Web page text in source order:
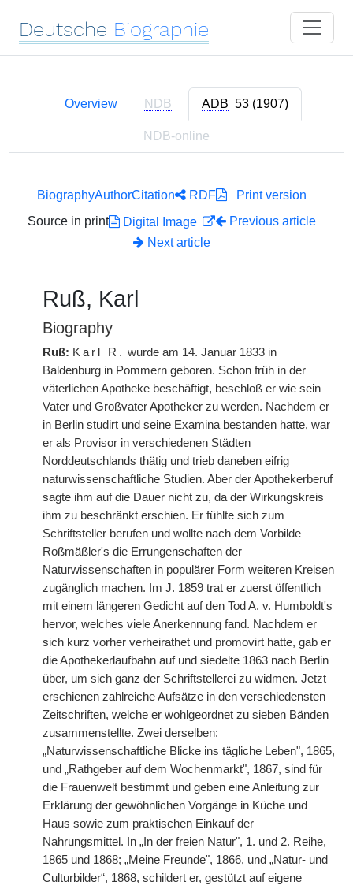
Deutsche Biographie
Overview NDB ADB 53 (1907)
NDB-online
BiographyAuthorCitation RDF
Print version
Source in print
Digital Image
Previous article
Next article
Ruß, Karl
Biography
Ruß: Karl R. wurde am 14. Januar 1833 in
Baldenburg in Pommern geboren. Schon früh in der
väterlichen Apotheke beschäftigt, beschloß er wie sein
Vater und Großvater Apotheker zu werden. Nachdem er
in Berlin studirt und seine Examina bestanden hatte, war
er als Provisor in verschiedenen Städten
Norddeutschlands thätig und trieb daneben eifrig
naturwissenschaftliche Studien. Aber der Apothekerberuf
sagte ihm auf die Dauer nicht zu, da der Wirkungskreis
ihm zu beschränkt erschien. Er fühlte sich zum
Schriftsteller berufen und wollte nach dem Vorbilde
Roßmäßler's die Errungenschaften der
Naturwissenschaften in populärer Form weiteren Kreisen
zugänglich machen. Im J. 1859 trat er zuerst öffentlich
mit einem längeren Gedicht auf den Tod A. v. Humboldt's
hervor, welches viele Anerkennung fand. Nachdem er
sich kurz vorher verheirathet und promovirt hatte, gab er
die Apothekerlaufbahn auf und siedelte 1863 nach Berlin
über, um sich ganz der Schriftstellerei zu widmen. Jetzt
erschienen zahlreiche Aufsätze in den verschiedensten
Zeitschriften, welche er wohlgeordnet zu sieben Bänden
zusammenstellte. Zwei derselben:
„Naturwissenschaftliche Blicke ins tägliche Leben", 1865,
und „Rathgeber auf dem Wochenmarkt", 1867, sind für
die Frauenwelt bestimmt und geben eine Anleitung zur
Erklärung der gewöhnlichen Vorgänge in Küche und
Haus sowie zum praktischen Einkauf der
Nahrungsmittel. In „In der freien Natur", 1. und 2. Reihe,
1865 und 1868; „Meine Freunde", 1866, und „Natur- und
Culturbilder“, 1868, schildert er, gestützt auf eigene